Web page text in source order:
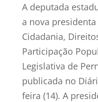
A deputada
a nova
Cidadania,
Participação
Legislativa de
publicada no
feira (14). A